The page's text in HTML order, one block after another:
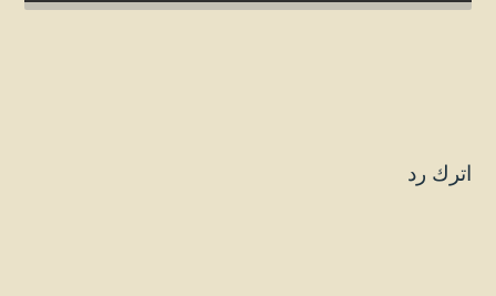
اترك رد